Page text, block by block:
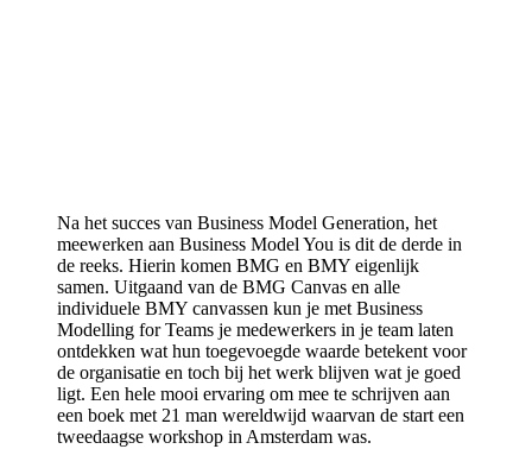
Na het succes van Business Model Generation, het
meewerken aan Business Model You is dit de derde in
de reeks. Hierin komen BMG en BMY eigenlijk
samen. Uitgaand van de BMG Canvas en alle
individuele BMY canvassen kun je met Business
Modelling for Teams je medewerkers in je team laten
ontdekken wat hun toegevoegde waarde betekent voor
de organisatie en toch bij het werk blijven wat je goed
ligt. Een hele mooi ervaring om mee te schrijven aan
een boek met 21 man wereldwijd waarvan de start een
tweedaagse workshop in Amsterdam was.